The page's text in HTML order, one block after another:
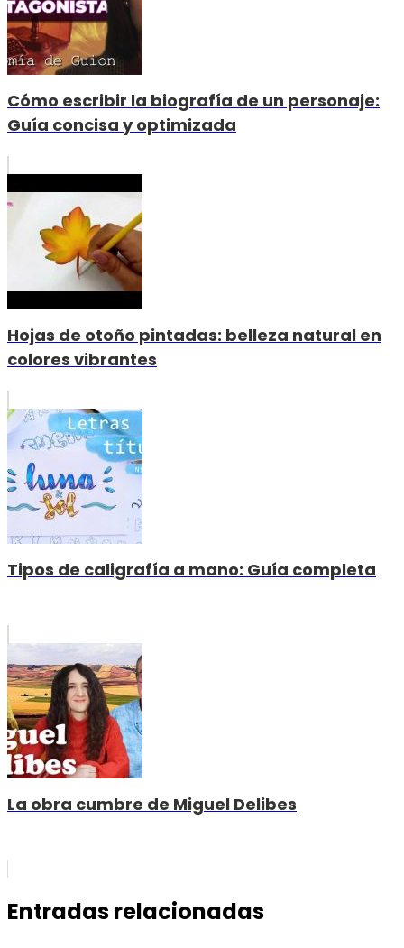
Cómo escribir la biografía de un personaje:
Guía concisa y optimizada
Hojas de otoño pintadas: belleza natural en
colores vibrantes
Tipos de caligrafía a mano: Guía completa
La obra cumbre de Miguel Delibes
Entradas relacionadas